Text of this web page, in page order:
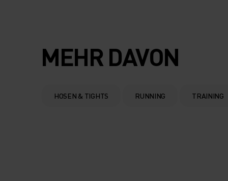
MEHR DAVON
HOSEN & TIGHTS RUNNING TRAINING